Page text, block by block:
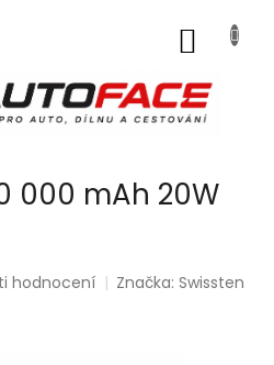
000 mAh 20W
hodnocení Značka:Swissten